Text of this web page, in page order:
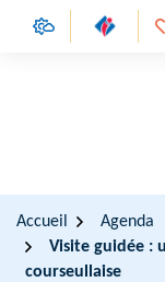
Gestion des traceurs
Accueil
Agenda
Visite guidée :
courseullaise